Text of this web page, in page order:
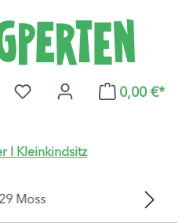
DU HAST 0 PRODUKTE AUF
0,00 €*
I Kleinkindsitz